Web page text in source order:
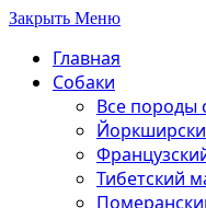
Закрыть Меню
Главная
Собаки
Все породы
Тибетский